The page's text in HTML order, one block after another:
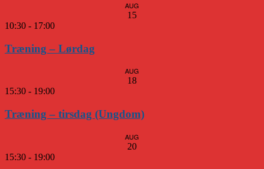
AUG
15
10:30 - 17:00
Træning – Lørdag
AUG
18
15:30 - 19:00
Træning – tirsdag (Ungdom)
AUG
20
15:30 - 19:00